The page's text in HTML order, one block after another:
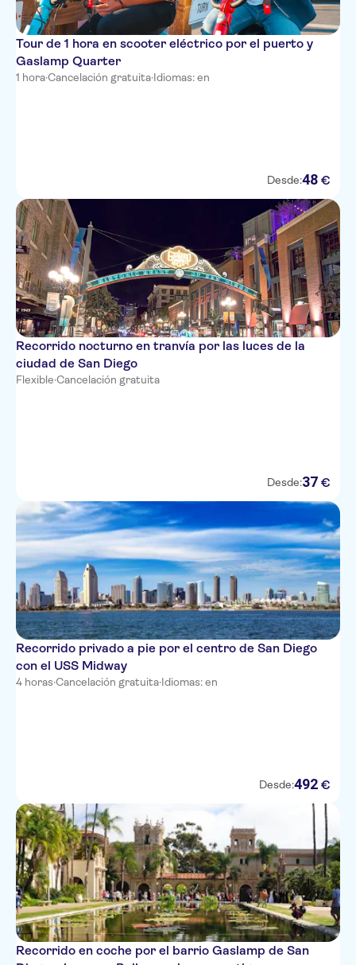
Tour de 1 hora en scooter eléctrico por el puerto y
Gaslamp Quarter
1 hora·Cancelación gratuita·Idiomas: en
Desde:48 €
Recorrido nocturno en tranvía por las luces de la
ciudad de San Diego
Flexible·Cancelación gratuita
Desde:37 €
Recorrido privado a pie por el centro de San Diego
con el USS Midway
4 horas·Cancelación gratuita·Idiomas: en
Desde:492 €
Recorrido en coche por el barrio Gaslamp de San